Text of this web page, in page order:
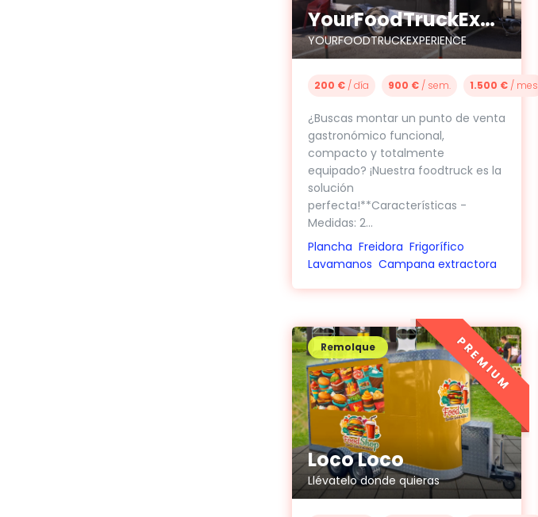
YourFoodTruckExperience
YOURFOODTRUCKEXPERIENCE
200 €/ día 900 €/ sem. 1.500 €/ mes
¿Buscas montar un punto de venta
gastronómico funcional,
compacto y totalmente
equipado? ¡Nuestra foodtruck es la
solución
perfecta!**Características -
Medidas: 2...
Plancha Freidora Frigorífico
Lavamanos Campana extractora
Loco Loco
Llévatelo donde quieras
Remolque PREMIUM